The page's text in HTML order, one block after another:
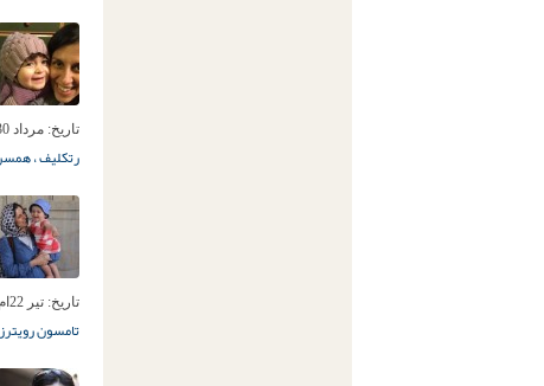
تاریخ: مرداد 30ام, 1395
رتکلیف ،
تاریخ: تیر 22ام, 1395
تامسون رویترز